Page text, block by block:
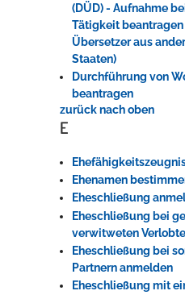
(DÜD) - Aufnahme
Tätigkeit beantragen
Übersetzer aus
Staaten)
Durchführung von
beantragen
zurück nach oben
E
Ehenamen
Eheschließung
Eheschließung bei
verwitweten
Eheschließung bei
Partnern anmelden
Eheschließung mit